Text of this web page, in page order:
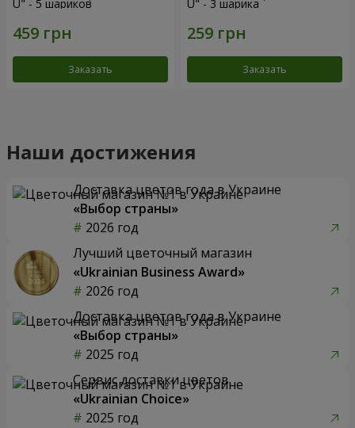
U" - 5 шариков
Заказать
U" - 3 шарика
Заказать
Наши достижения
Доставка цветов года в Украине
«Выбор страны»
2026 год
Лучший цветочный магазин
«Ukrainian Business Award»
2026 год
Доставка цветов года в Украине
«Выбор страны»
2025 год
Сервис доставки цветов
«Ukrainian Choice»
2025 год